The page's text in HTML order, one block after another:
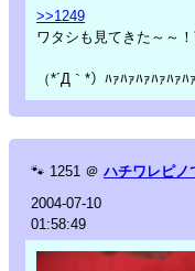
>>1249
ワタシも見てきた～～
（*´Д｀*）ﾊｧﾊｧﾊｧﾊｧﾊｧﾊ
🐾 1251 ＠ ハチワレピノ
2004-07-10
01:58:49